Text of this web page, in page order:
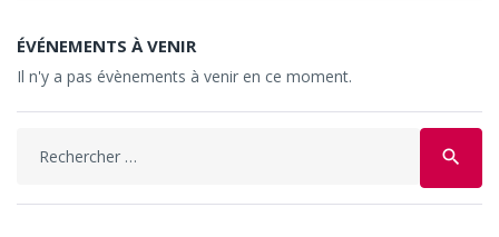
ÉVÉNEMENTS À VENIR
Il n'y a pas évènements à venir en ce moment.
search